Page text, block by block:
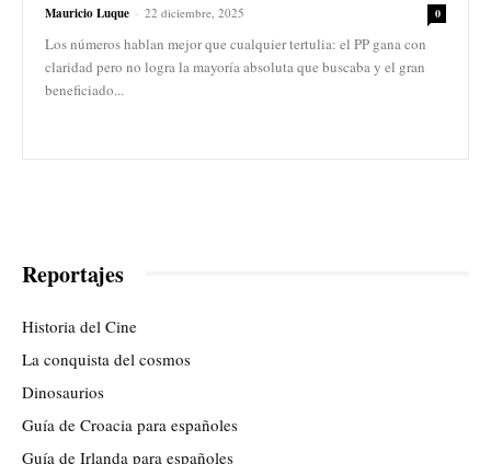
Mauricio Luque - 22 diciembre, 2025 0
Los números hablan mejor que cualquier tertulia: el PP gana con
claridad pero no logra la mayoría absoluta que buscaba y el gran
beneficiado...
Reportajes
Historia del Cine
La conquista del cosmos
Dinosaurios
Guía de Croacia para españoles
Guía de Irlanda para españoles